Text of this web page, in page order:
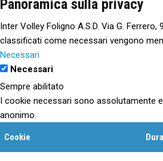
Panoramica sulla privacy
Inter Volley Foligno A.S.D. Via G.
classificati come necessari vengono
Necessari
Necessari
Sempre abilitato
I cookie necessari sono assolutamente
anonimo.
Cookie